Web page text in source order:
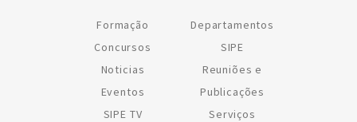
Formação
Concursos
Noticias
Eventos
SIPE TV
Departamentos
SIPE
Reuniões e
Publicações
Serviços